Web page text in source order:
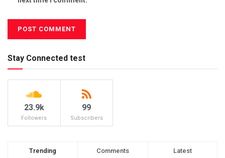
Stay Connected test
23.9k
Followers
99
Subscribers
Trending Comments Latest